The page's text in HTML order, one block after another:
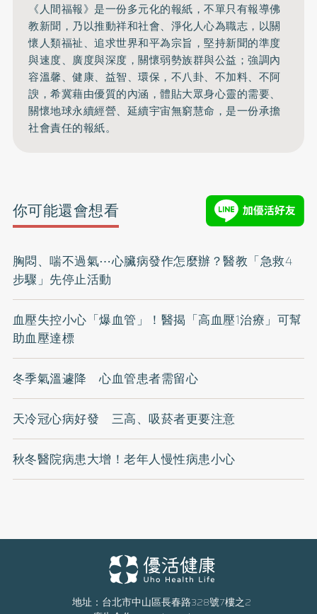
《人間福報》是一份多元化的報紙，不單只有報導佛
教新聞，乃以推動祥和社會、淨化人心為職志，以關
懷人類福祉、追求世界和平為宗旨，堅持新聞的準度
與速度、廣度與深度，關懷弱勢族群與公益；強調內
容溫馨、健康、益智、環保，不八卦、不加料、不阿
諛，希冀藉由優質的內涵，體貼大眾身心靈的需要、
關懷地球永續經營、延續宇宙無窮慧命，是一份承擔
社會責任的報紙。
你可能還會想看
胸悶、喘不過氣⋯心臟病發作怎麼辦？醫教「急救4
步驟」先停止活動
血壓失控小心「爆血管」！醫揭「高血壓1治療」可幫
助血壓達標
冬季氣溫遽降 心血管患者需留心
天冷冠心病好發 三高、吸菸者更要注意
秋冬醫院病患大增！老年人慢性病患小心
地址：台北市中山區長春路328號7樓之2